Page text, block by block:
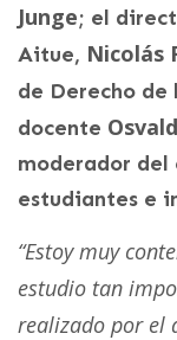
Junge; el
Aitue, Nicolás
de Derecho de
docente
moderador del
estudiantes e
“Estoy muy
estudio tan
realizado por el